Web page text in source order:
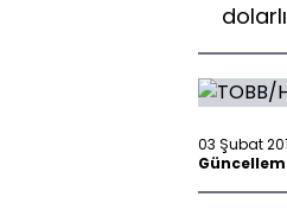
03 Şubat